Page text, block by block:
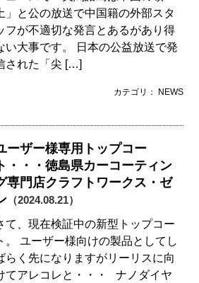
」と公の放送で中国籍の外部スタ
フが不適切な発言とあるがあり得
い大事です。 日本の公益放送で発
された「尖 […]
カテゴリ： NEWS
ーザー様専用トップコー
ト・・・徳島県カーコーティン
専門店クラフトワークス・ゼ
（2024.08.21）
て、現在検証中の新型トップコー
ト。 ユーザー様向けの製品としてし
らく先になりますがリーリスに向
てアレコレと・・・ ナノダイヤ